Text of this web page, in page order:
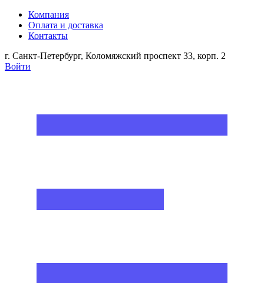
Компания
Оплата и доставка
Контакты
г. Санкт-Петербург, Коломяжский проспект 33, корп. 2
Войти